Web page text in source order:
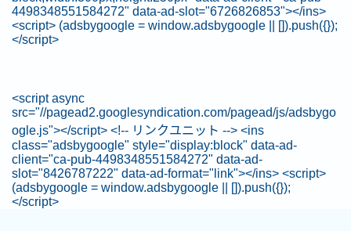
4498348551584272" data-ad-slot="6726826853"></ins>
<script> (adsbygoogle = window.adsbygoogle || []).push({});
</script>
<script async
src="//pagead2.googlesyndication.com/pagead/js/adsbygo
ogle.js"></script> <!-- リンクユニット --> <ins
class="adsbygoogle" style="display:block" data-ad-
client="ca-pub-4498348551584272" data-ad-
slot="8426787222" data-ad-format="link"></ins> <script>
(adsbygoogle = window.adsbygoogle || []).push({});
</script>